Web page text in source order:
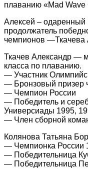
плаванию «Mad
Алексей – одаренный
продолжатель
чемпионов —Ткачева
Ткачев Александр —
класса по плаванию.
— Участник
— Бронзовый призер
— Чемпион России
— Победитель и
Универсиады 1995,
— Член сборной
Колянова Татьяна
— Чемпионка России
— Победительница
— Победительница